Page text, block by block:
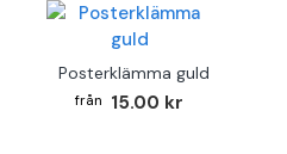
Posterklämma guld
15.00 kr